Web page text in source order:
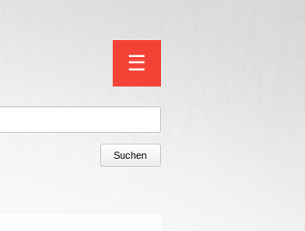
überspringen
☰
Suchen